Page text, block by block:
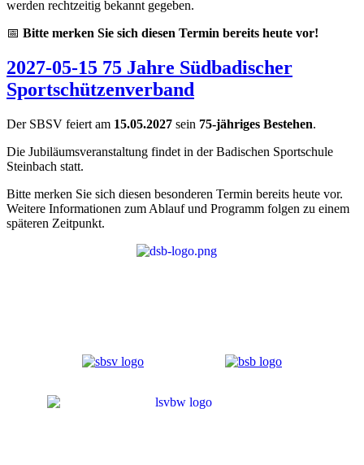
werden rechtzeitig bekannt gegeben.
📅 Bitte merken Sie sich diesen Termin bereits heute vor!
2027-05-15 75 Jahre Südbadischer
Sportschützenverband
Der SBSV feiert am 15.05.2027 sein 75-jähriges Bestehen.
Die Jubiläumsveranstaltung findet in der Badischen Sportschule
Steinbach statt.
Bitte merken Sie sich diesen besonderen Termin bereits heute vor.
Weitere Informationen zum Ablauf und Programm folgen zu einem
späteren Zeitpunkt.